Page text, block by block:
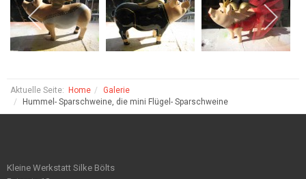
Aktuelle Seite: Home
Galerie
Hummel- Sparschweine, die mini Flügel- Sparschweine
Kleine Werkstatt Silke Bölts